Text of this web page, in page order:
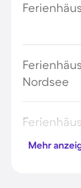
Nordsee
Fehmarn
Mehr